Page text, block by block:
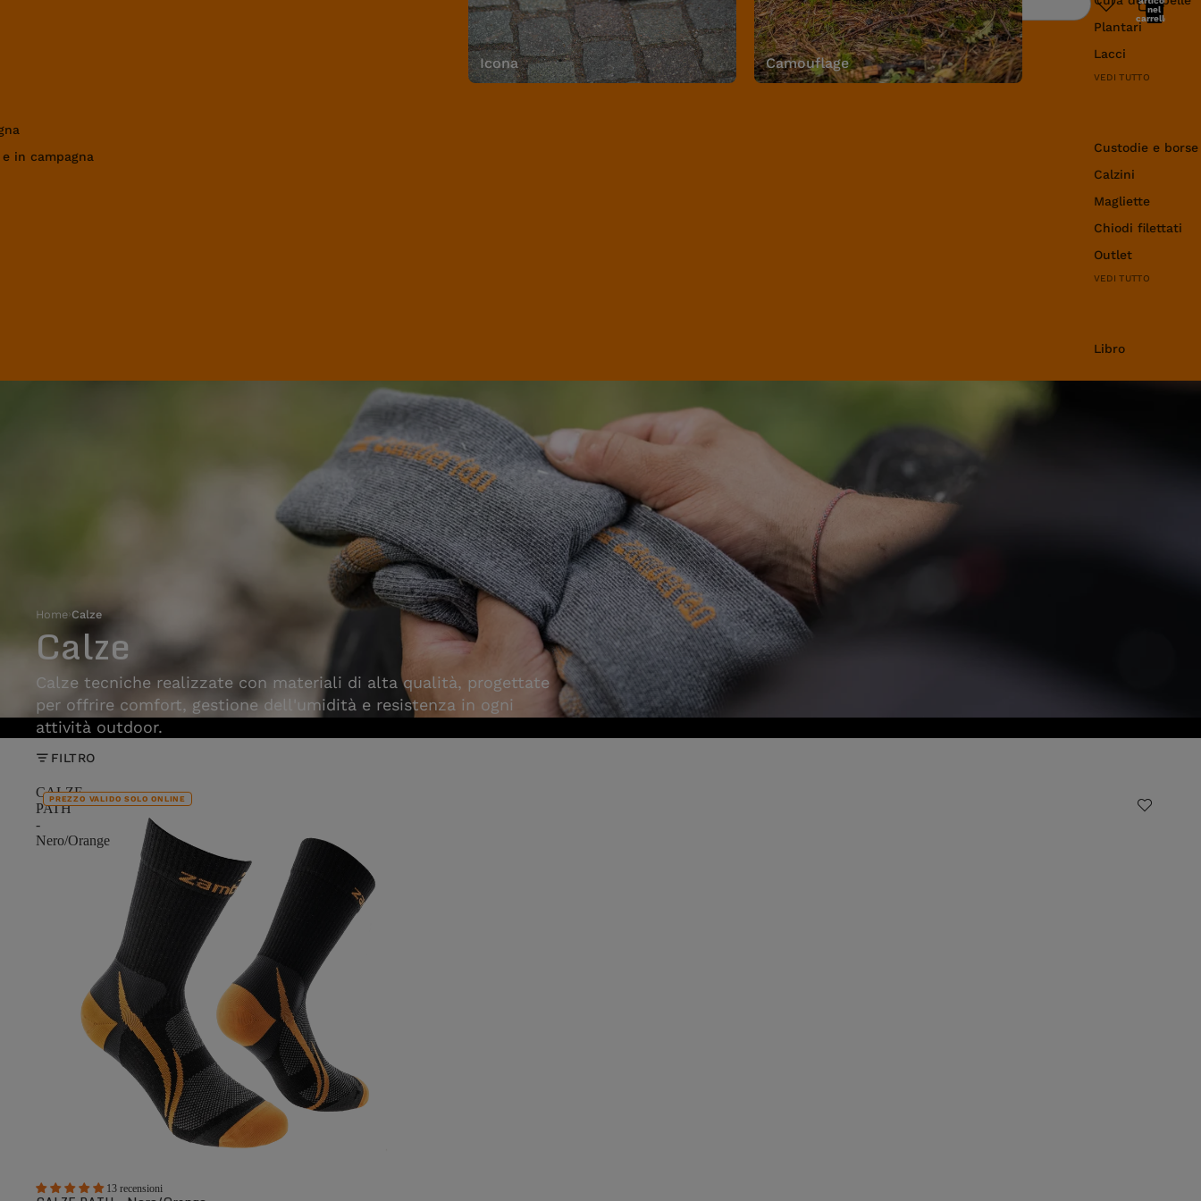
in campagna
Icona Camouflage
Plantari
Lacci
VEDI TUTTO
Custodie e
Calzini
Magliette
Chiodi filettati
Outlet
VEDI TUTTO
Libro
Ricerca
nel
carrello:
Home›Calze
Calze
Calze tecniche realizzate con materiali di alta qualità, progettate
per offrire comfort, gestione dell'umidità e resistenza in ogni
attività outdoor.
FILTRO
CALZE
PATH
-
Nero/Orange
13 recensioni
PREZZO VALIDO SOLO ONLINE